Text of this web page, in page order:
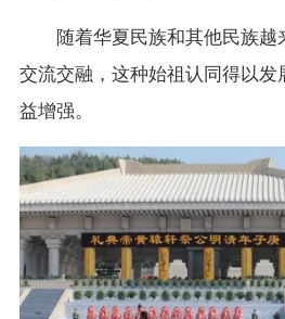
随着华夏民族和其他民族
交流交融，这种始祖认同得以发
益增强。